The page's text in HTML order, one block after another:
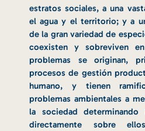
estratos sociales, a una
el agua y el territorio; y a
de la gran variedad de
coexisten y sobreviven
problemas se originan,
procesos de gestión
humano, y tienen
problemas ambientales a
la sociedad
directamente sobre